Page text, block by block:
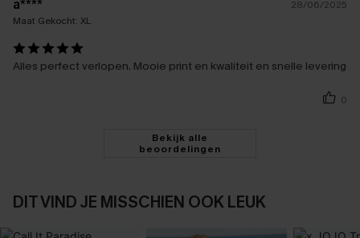
a****
28/06/2025
Maat Gekocht: XL
Alles perfect verlopen. Mooie print en kwaliteit en snelle levering
0
Bekijk alle
beoordelingen
DIT VIND JE MISSCHIEN OOK LEUK